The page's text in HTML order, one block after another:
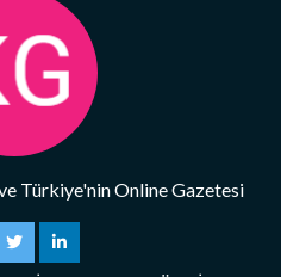
Türkiye'nin Online Gazetesi